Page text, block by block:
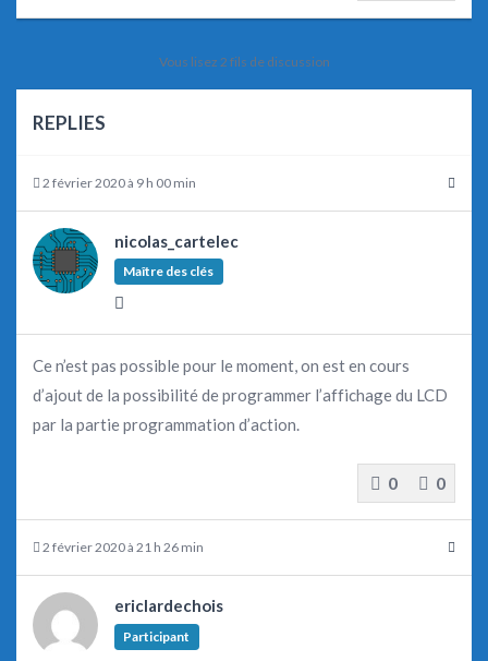
Vous lisez 2 fils de discussion
REPLIES
2 février 2020 à 9 h 00 min
nicolas_cartelec
Maître des clés
Ce n’est pas possible pour le moment, on est en cours
d’ajout de la possibilité de programmer l’affichage du LCD
par la partie programmation d’action.
0 0
2 février 2020 à 21 h 26 min
ericlardechois
Participant